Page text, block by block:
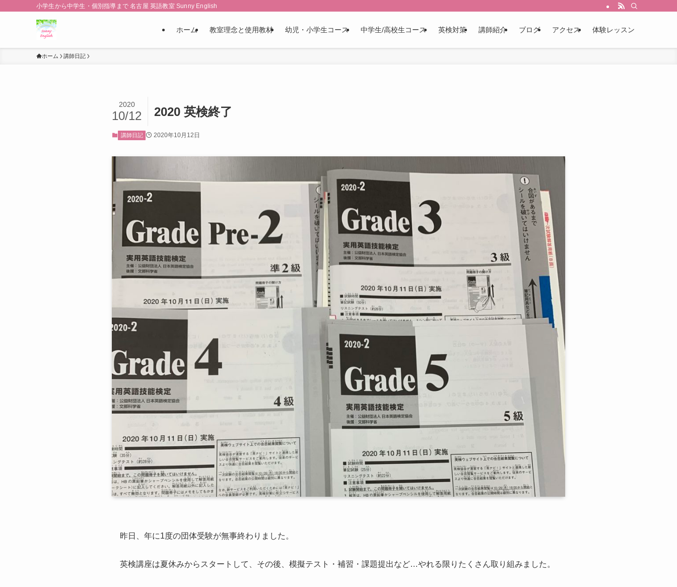
小学生から中学生・個別指導まで 名古屋 英語教室 Sunny English
ホーム 教室理念と使用教材 幼児・小学生コース 中学生/高校生コース 英検対策 講師紹介 ブログ アクセス 体験レッスン
ホーム 講師日記
2020 英検終了
2020
10/12
講師日記 2020年10月12日
昨日、年に1度の団体受験が無事終わりました。
英検講座は夏休みからスタートして、その後、模擬テスト・補習・課題提出など…やれる限りたくさん取り組みました。